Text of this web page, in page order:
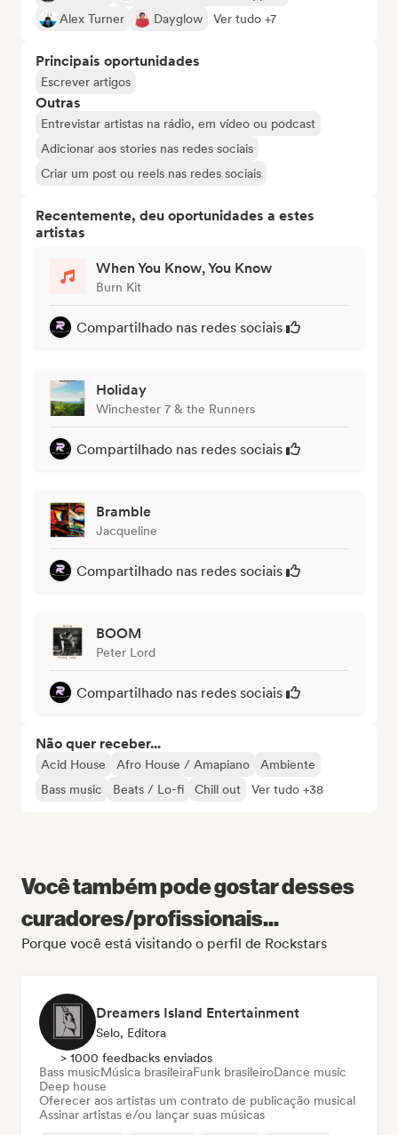
Alex Turner
Dayglow Ver tudo +7
Principais oportunidades
Escrever artigos
Outras
Entrevistar artistas na rádio, em vídeo ou podcast
Adicionar aos stories nas redes sociais
Criar um post ou reels nas redes sociais
Recentemente, deu oportunidades a estes
artistas
When You Know, You Know
Burn Kit
Compartilhado nas redes sociais
Holiday
Winchester 7 & the Runners
Compartilhado nas redes sociais
Bramble
Jacqueline
Compartilhado nas redes sociais
BOOM
Peter Lord
Compartilhado nas redes sociais
Não quer receber...
Acid House Afro House / Amapiano
Ambiente
Bass music
Beats / Lo-fi Chill out Ver tudo +38
Você também pode gostar desses
curadores/profissionais...
Porque você está visitando o perfil de Rockstars
Dreamers Island Entertainment
Selo, Editora
> 1000 feedbacks enviados
Bass musicMúsica brasileiraFunk brasileiroDance music
Deep house
Oferecer aos artistas um contrato de publicação musical
Assinar artistas e/ou lançar suas músicas